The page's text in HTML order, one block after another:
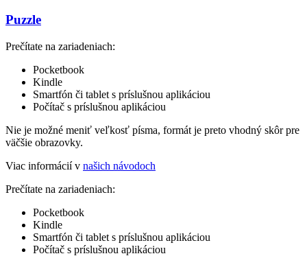
Puzzle
Prečítate na zariadeniach:
Pocketbook
Kindle
Smartfón či tablet s príslušnou aplikáciou
Počítač s príslušnou aplikáciou
Nie je možné meniť veľkosť písma, formát je preto vhodný skôr pre
väčšie obrazovky.
Viac informácií v našich návodoch
Prečítate na zariadeniach:
Pocketbook
Kindle
Smartfón či tablet s príslušnou aplikáciou
Počítač s príslušnou aplikáciou